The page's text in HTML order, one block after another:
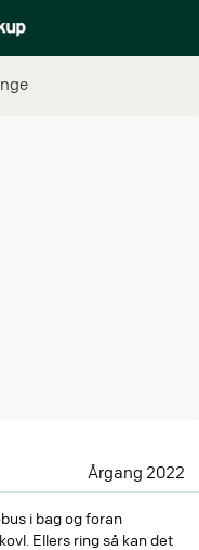
Årgang 2022
i bag og foran
Ellers ring så kan det